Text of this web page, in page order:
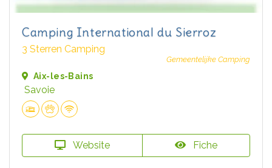
Camping International du Sierroz
3 Sterren Camping
Gemeentelijke Camping
Aix-les-Bains
Savoie
Website Fiche